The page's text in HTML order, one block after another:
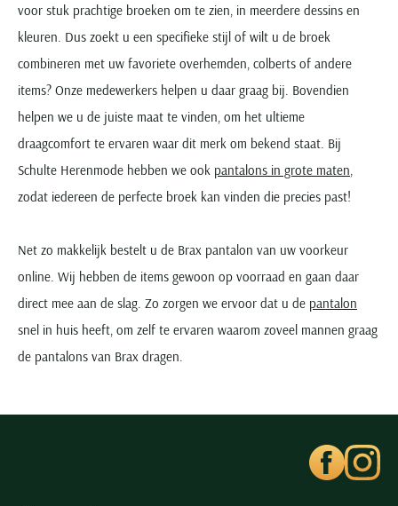
voor stuk prachtige broeken om te zien, in meerdere dessins en
kleuren. Dus zoekt u een specifieke stijl of wilt u de broek
combineren met uw favoriete overhemden, colberts of andere
items? Onze medewerkers helpen u daar graag bij. Bovendien
helpen we u de juiste maat te vinden, om het ultieme
draagcomfort te ervaren waar dit merk om bekend staat. Bij
Schulte Herenmode hebben we ook pantalons in grote maten,
zodat iedereen de perfecte broek kan vinden die precies past!
Net zo makkelijk bestelt u de Brax pantalon van uw voorkeur
online. Wij hebben de items gewoon op voorraad en gaan daar
direct mee aan de slag. Zo zorgen we ervoor dat u de pantalon
snel in huis heeft, om zelf te ervaren waarom zoveel mannen graag
de pantalons van Brax dragen.